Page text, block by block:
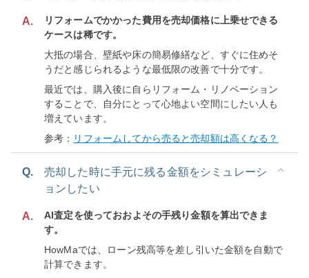
A.
リフォームでかかった費用を売却価格に上乗せできる
ケースは稀です。
大抵の場合、壁紙や床の簡易修繕など、すぐに住めそ
うだと感じられるような最低限の改善で十分です。
最近では、購入後に自らリフォーム・リノベーション
することで、自分にとって心地よい空間にしたい人も
増えています。
参考： リフォームしてから売ると売却額は高くなる？
Q.
売却した時に手元に残る金額をシミュレーシ
ョンしたい
A.
AI査定を使っておおよその手残り金額を算出できま
す。
HowMaでは、ローン残高等を差し引いた金額を自動で
計算できます。